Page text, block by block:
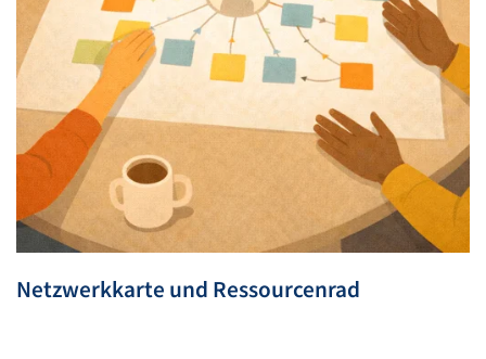
Netzwerkkarte und Ressourcenrad